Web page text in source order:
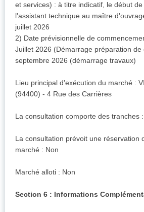
et services) : à titre indicatif, le début
l'assistant technique au maître
juillet 2026
2) Date prévisionnelle de
Juillet 2026 (Démarrage préparation de
septembre 2026 (démarrage travaux)
Lieu principal d'exécution du marché :
(94400) - 4 Rue des Carrières
La consultation comporte des tranches
La consultation prévoit une réservation
marché : Non
Marché alloti : Non
Section 6 : Informations